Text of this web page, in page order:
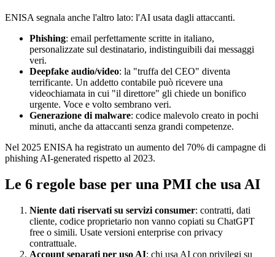
ENISA segnala anche l'altro lato: l'AI usata dagli attaccanti.
Phishing: email perfettamente scritte in italiano,
personalizzate sul destinatario, indistinguibili dai messaggi
veri.
Deepfake audio/video: la "truffa del CEO" diventa
terrificante. Un addetto contabile può ricevere una
videochiamata in cui "il direttore" gli chiede un bonifico
urgente. Voce e volto sembrano veri.
Generazione di malware: codice malevolo creato in pochi
minuti, anche da attaccanti senza grandi competenze.
Nel 2025 ENISA ha registrato un aumento del 70% di campagne di
phishing AI-generated rispetto al 2023.
Le 6 regole base per una PMI che usa AI
Niente dati riservati su servizi consumer: contratti, dati
cliente, codice proprietario non vanno copiati su ChatGPT
free o simili. Usate versioni enterprise con privacy
contrattuale.
Account separati per uso AI: chi usa AI con privilegi su